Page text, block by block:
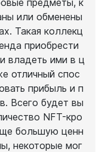
предметы, к
или обменены
Такая коллекц
приобрести
владеть ими в ц
отличный спос
прибыль и п
Всего будет вы
NFT-кро
большую ценн
некоторые мог